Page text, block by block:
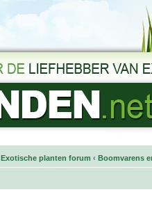
Exotische planten forum ‹ Boomvarens